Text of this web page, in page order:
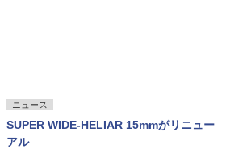
ニュース
SUPER WIDE-HELIAR 15mmがリニュー
アル